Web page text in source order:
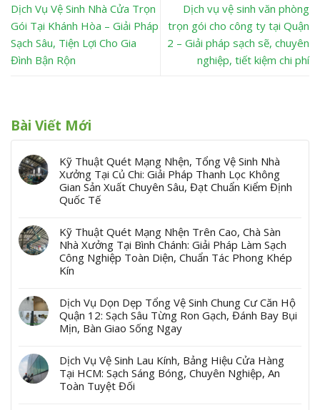
Dịch Vụ Vệ Sinh Nhà Cửa Trọn
Gói Tại Khánh Hòa – Giải Pháp
Sạch Sâu, Tiện Lợi Cho Gia
Đình Bận Rộn
Dịch vụ vệ sinh văn phòng
trọn gói cho công ty tại Quận
2 – Giải pháp sạch sẽ, chuyên
nghiệp, tiết kiệm chi phí
Bài Viết Mới
Kỹ Thuật Quét Mạng Nhện, Tổng Vệ Sinh Nhà
Xưởng Tại Củ Chi: Giải Pháp Thanh Lọc Không
Gian Sản Xuất Chuyên Sâu, Đạt Chuẩn Kiểm Định
Quốc Tế
Kỹ Thuật Quét Mạng Nhện Trên Cao, Chà Sàn
Nhà Xưởng Tại Bình Chánh: Giải Pháp Làm Sạch
Công Nghiệp Toàn Diện, Chuẩn Tác Phong Khép
Kín
Dịch Vụ Dọn Dẹp Tổng Vệ Sinh Chung Cư Căn Hộ
Quận 12: Sạch Sâu Từng Ron Gạch, Đánh Bay Bụi
Mịn, Bàn Giao Sống Ngay
Dịch Vụ Vệ Sinh Lau Kính, Bảng Hiệu Cửa Hàng
Tại HCM: Sạch Sáng Bóng, Chuyên Nghiệp, An
Toàn Tuyệt Đối